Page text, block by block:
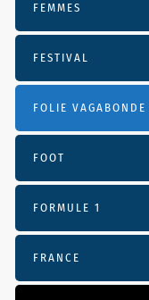
FEMMES
FESTIVAL
FOLIE VAGABONDE
FOOT
FORMULE 1
FRANCE